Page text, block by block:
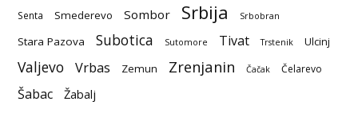
Senta Smederevo Sombor Srbija Srbobran
Stara Pazova Subotica Sutomore Tivat Trstenik Ulcinj
Valjevo Vrbas Zemun Zrenjanin Čačak Čelarevo
Šabac Žabalj